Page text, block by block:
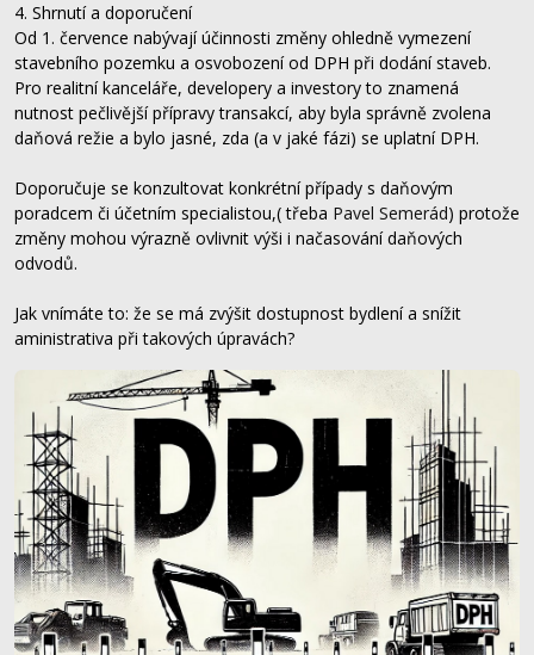
4. Shrnutí a doporučení
Od 1. července nabývají účinnosti změny ohledně vymezení
stavebního pozemku a osvobození od DPH při dodání staveb.
Pro realitní kanceláře, developery a investory to znamená
nutnost pečlivější přípravy transakcí, aby byla správně zvolena
daňová režie a bylo jasné, zda (a v jaké fázi) se uplatní DPH.
Doporučuje se konzultovat konkrétní případy s daňovým
poradcem či účetním specialistou,( třeba Pavel Semerád) protože
změny mohou výrazně ovlivnit výši i načasování daňových
odvodů.
Jak vnímáte to: že se má zvýšit dostupnost bydlení a snížit
aministrativa při takových úpravách?